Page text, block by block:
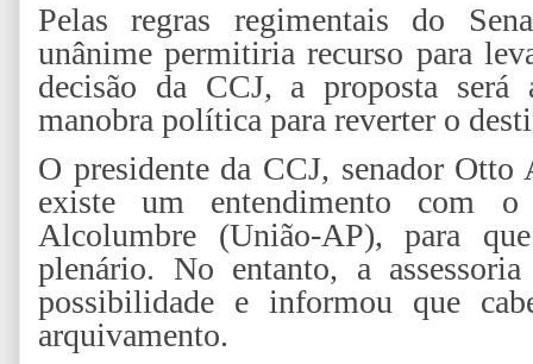
Pelas regras regimentais do
unânime permitiria recurso para
decisão da CCJ, a proposta
manobra política para reverter o
O presidente da CCJ, senador
existe um entendimento com
Alcolumbre (União-AP), para
plenário. No entanto, a
possibilidade e informou que
arquivamento.